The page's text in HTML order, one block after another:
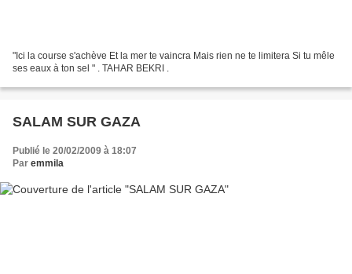
"Ici la course s'achève Et la mer te vaincra Mais rien ne te limitera Si tu mêle
ses eaux à ton sel " . TAHAR BEKRI .
SALAM SUR GAZA
Publié le 20/02/2009 à 18:07
Par emmila